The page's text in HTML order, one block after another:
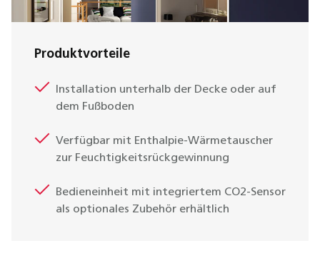
Produktvorteile
Installation unterhalb der Decke oder auf
dem Fußboden
Verfügbar mit Enthalpie-Wärmetauscher
zur Feuchtigkeitsrückgewinnung
Bedieneinheit mit integriertem CO2-Sensor
als optionales Zubehör erhältlich